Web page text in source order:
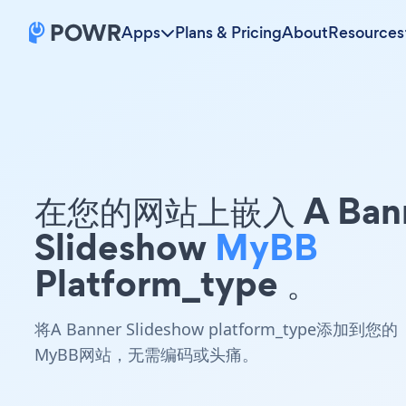
Apps Plans & PricingAboutResources
在您的网站上嵌入 A
Slideshow MyBB
Platform_type 。
将A Banner Slideshow platform_type添加到您的
MyBB网站，无需编码或头痛。